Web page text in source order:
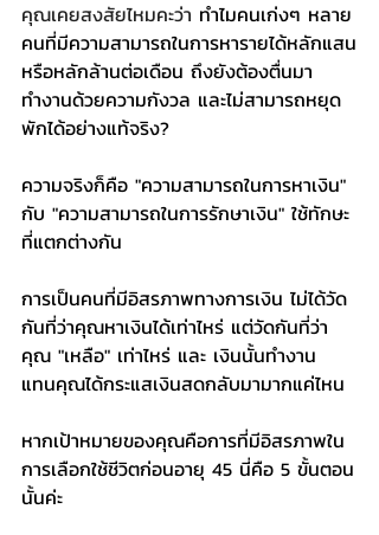
คุณเคยสงสัยไหมคะว่า ทำไมคนเก่งๆ หลาย
คนที่มีความสามารถในการหารายได้หลักแสน
หรือหลักล้านต่อเดือน ถึงยังต้องตื่นมา
ทำงานด้วยความกังวล และไม่สามารถหยุด
พักได้อย่างแท้จริง?
ความจริงก็คือ "ความสามารถในการหาเงิน"
กับ "ความสามารถในการรักษาเงิน" ใช้ทักษะ
ที่แตกต่างกัน
การเป็นคนที่มีอิสรภาพทางการเงิน ไม่ได้วัด
กันที่ว่าคุณหาเงินได้เท่าไหร่ แต่วัดกันที่ว่า
คุณ "เหลือ" เท่าไหร่ และ เงินนั้นทำงาน
แทนคุณได้กระแสเงินสดกลับมามากแค่ไหน
หากเป้าหมายของคุณคือการที่มีอิสรภาพใน
การเลือกใช้ชีวิตก่อนอายุ 45 นี่คือ 5 ขั้นตอน
นั้นค่ะ